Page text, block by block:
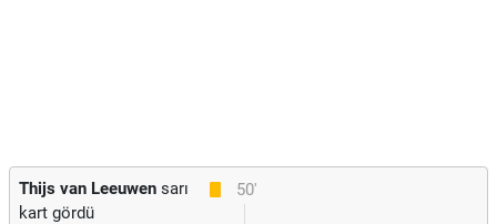
50'
Thijs van Leeuwen sarı
kart gördü